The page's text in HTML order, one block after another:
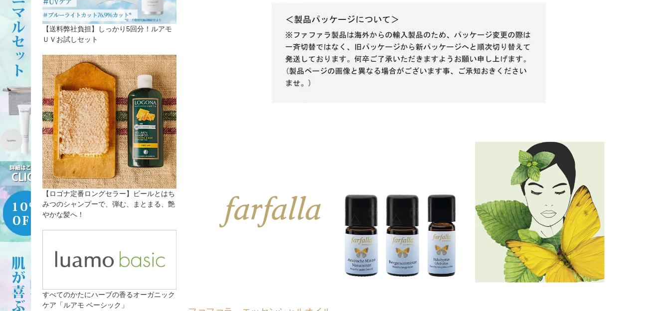
【送料弊社負担】しっかり5回分！ルアモ
ＵＶお試しセット
【ロゴナ定番ロングセラー】ビールとはち
みつのシャンプーで、弾む、まとまる、艶
やかな髪へ！
すべてのかたにハーブの香るオーガニック
ケア「ルアモ ベーシック」